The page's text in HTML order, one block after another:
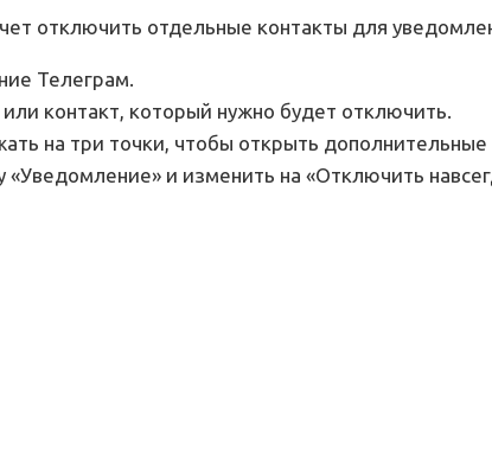
отключить отдельные контакты для
Телеграм.
или контакт, который нужно будет отключить.
на три точки, чтобы открыть дополнительные
и изменить на «Отключить